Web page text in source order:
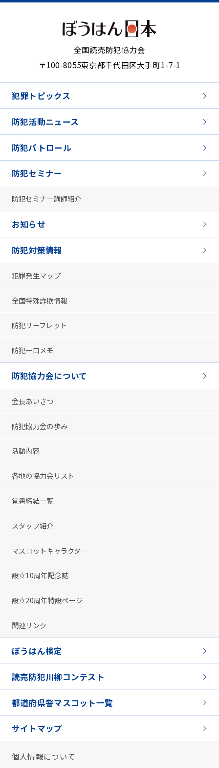
全国読売防犯協力会
〒100-8055東京都千代田区大手町1-7-1
犯罪トピックス
防犯活動ニュース
防犯パトロール
防犯セミナー
防犯セミナー講師紹介
お知らせ
防犯対策情報
犯罪発生マップ
全国特殊詐欺情報
防犯リーフレット
防犯一口メモ
防犯協力会について
会長あいさつ
防犯協力会の歩み
活動内容
各地の協力会リスト
覚書締結一覧
スタッフ紹介
マスコットキャラクター
設立10周年記念誌
設立20周年特設ページ
関連リンク
ぼうはん検定
読売防犯川柳コンテスト
都道府県警マスコット一覧
サイトマップ
個人情報について